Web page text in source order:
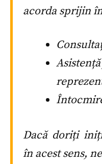
acorda sprijin
Dacă doriți
în acest sens,